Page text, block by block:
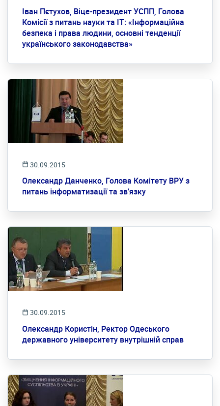
Іван Пєтухов, Віце-президент УСПП, Голова
Комісії з питань науки та ІТ: «Інформаційна
безпека і права людини, основні тенденції
українського законодавства»
30.09.2015
Олександр Данченко, Голова Комітету ВРУ з
питань інформатизації та зв’язку
30.09.2015
Олександр Користін, Ректор Одеського
державного університету внутрішній справ